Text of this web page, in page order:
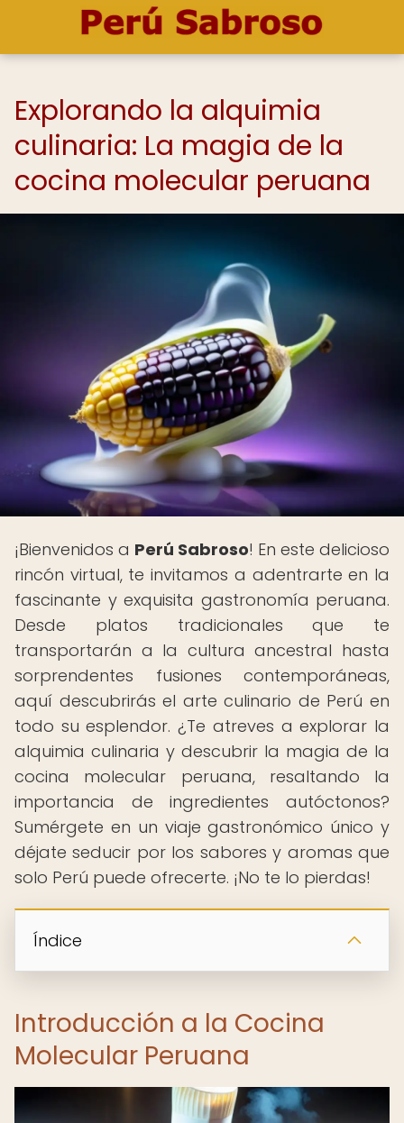
Explorando la alquimia
culinaria: La magia de la
cocina molecular peruana
¡Bienvenidos a Perú Sabroso! En este delicioso
rincón virtual, te invitamos a adentrarte en la
fascinante y exquisita gastronomía peruana.
Desde platos tradicionales que te
transportarán a la cultura ancestral hasta
sorprendentes fusiones contemporáneas,
aquí descubrirás el arte culinario de Perú en
todo su esplendor. ¿Te atreves a explorar la
alquimia culinaria y descubrir la magia de la
cocina molecular peruana, resaltando la
importancia de ingredientes autóctonos?
Sumérgete en un viaje gastronómico único y
déjate seducir por los sabores y aromas que
solo Perú puede ofrecerte. ¡No te lo pierdas!
Índice
Introducción a la Cocina
Molecular Peruana